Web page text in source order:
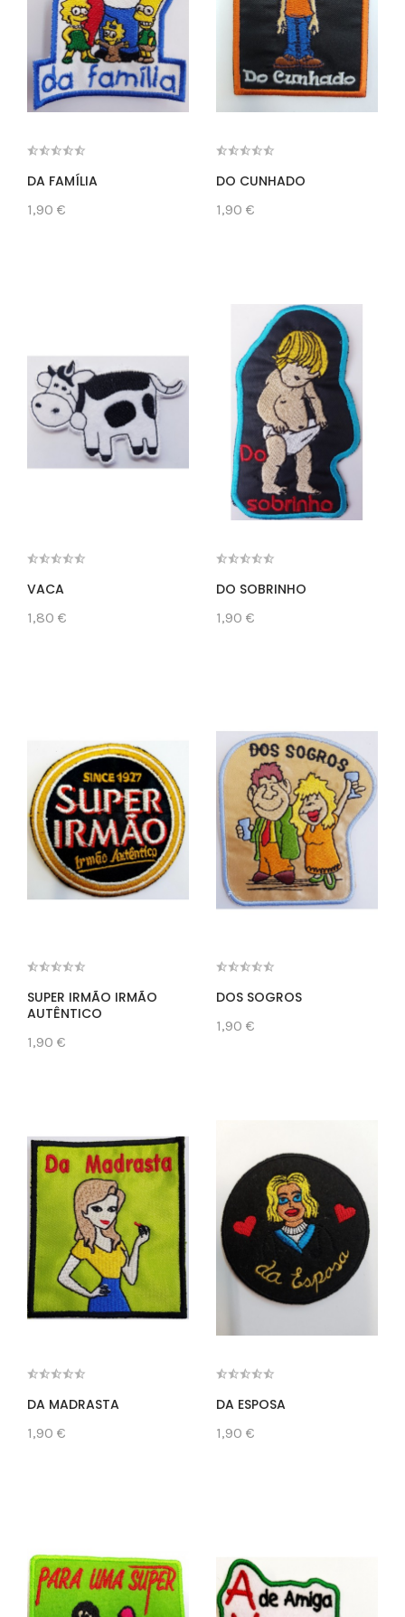
DA FAMÍLIA
1,90 €
DO CUNHADO
1,90 €
VACA
1,80 €
DO SOBRINHO
1,90 €
SUPER IRMÃO IRMÃO
AUTÊNTICO
1,90 €
DOS SOGROS
1,90 €
DA MADRASTA
1,90 €
DA ESPOSA
1,90 €